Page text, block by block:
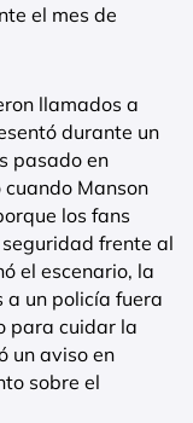
el mes de
llamados a
durante un
pasado en
cuando Manson
los fans
frente al
el escenario, la
un policía fuera
para cuidar la
un aviso en
sobre el